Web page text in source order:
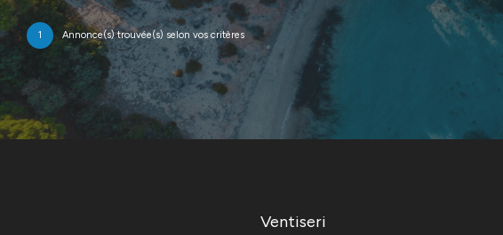
1 Annonce(s) trouvée(s) selon vos critères
Ventiseri